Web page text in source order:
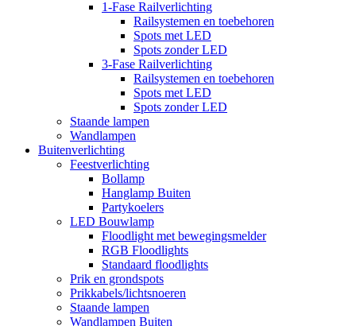
1-Fase Railverlichting
Railsystemen en toebehoren
Spots met LED
Spots zonder LED
3-Fase Railverlichting
Railsystemen en toebehoren
Spots met LED
Spots zonder LED
Staande lampen
Wandlampen
Buitenverlichting
Feestverlichting
Bollamp
Hanglamp Buiten
Partykoelers
LED Bouwlamp
Floodlight met bewegingsmelder
RGB Floodlights
Standaard floodlights
Prik en grondspots
Prikkabels/lichtsnoeren
Staande lampen
Wandlampen Buiten